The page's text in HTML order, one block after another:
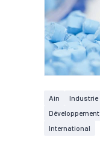
Ain
Industrie
International